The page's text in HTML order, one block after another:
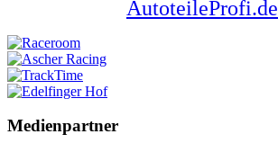
AutoteileProfi.de
Medienpartner